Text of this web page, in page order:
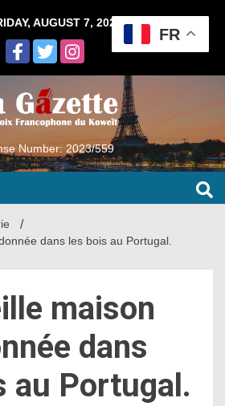
AUGUST 7, 2026
Number: 2023/559
dans les bois au Portugal.
maison
dans
au Portugal.
FR